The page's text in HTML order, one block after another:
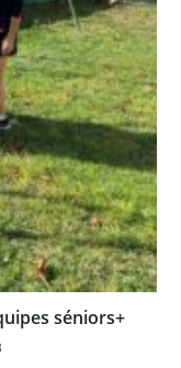
séniors+